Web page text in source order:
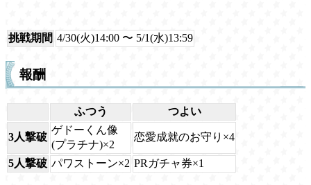
挑戦期間 4/30(火)14:00 〜 5/1(水)13:59
報酬
ふつう つよい
3人撃破
ゲドーくん像
(プラチナ)×2
恋愛成就のお守り×4
5人撃破 パワストーン×2 PRガチャ券×1